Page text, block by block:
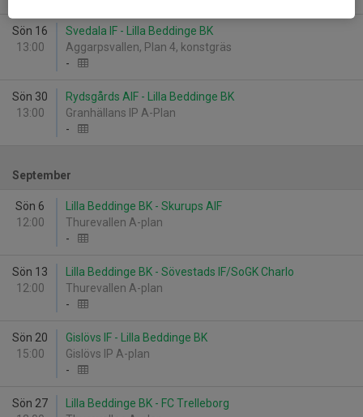
Sön 16
13:00
Svedala IF - Lilla Beddinge BK
Aggarpsvallen, Plan 4, konstgräs
-
Sön 30
13:00
Rydsgårds AIF - Lilla Beddinge BK
Granhällans IP A-Plan
-
September
Sön 6
12:00
Lilla Beddinge BK - Skurups AIF
Thurevallen A-plan
-
Sön 13
12:00
Lilla Beddinge BK - Sövestads IF/SoGK Charlo
Thurevallen A-plan
-
Sön 20
15:00
Gislövs IF - Lilla Beddinge BK
Gislövs IP A-plan
-
Sön 27
Lilla Beddinge BK - FC Trelleborg